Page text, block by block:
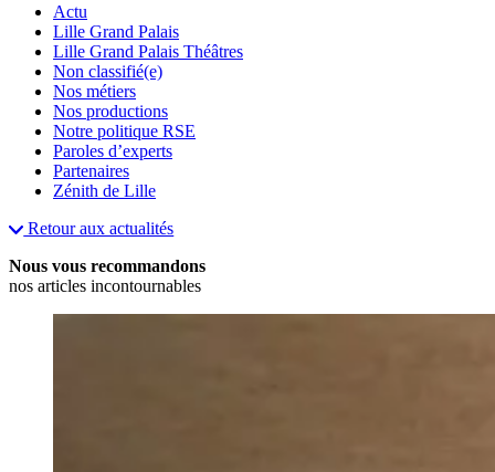
Actu
Lille Grand Palais
Lille Grand Palais Théâtres
Non classifié(e)
Nos métiers
Nos productions
Notre politique RSE
Paroles d’experts
Partenaires
Zénith de Lille
Retour aux actualités
Nous vous recommandons
nos articles incontournables